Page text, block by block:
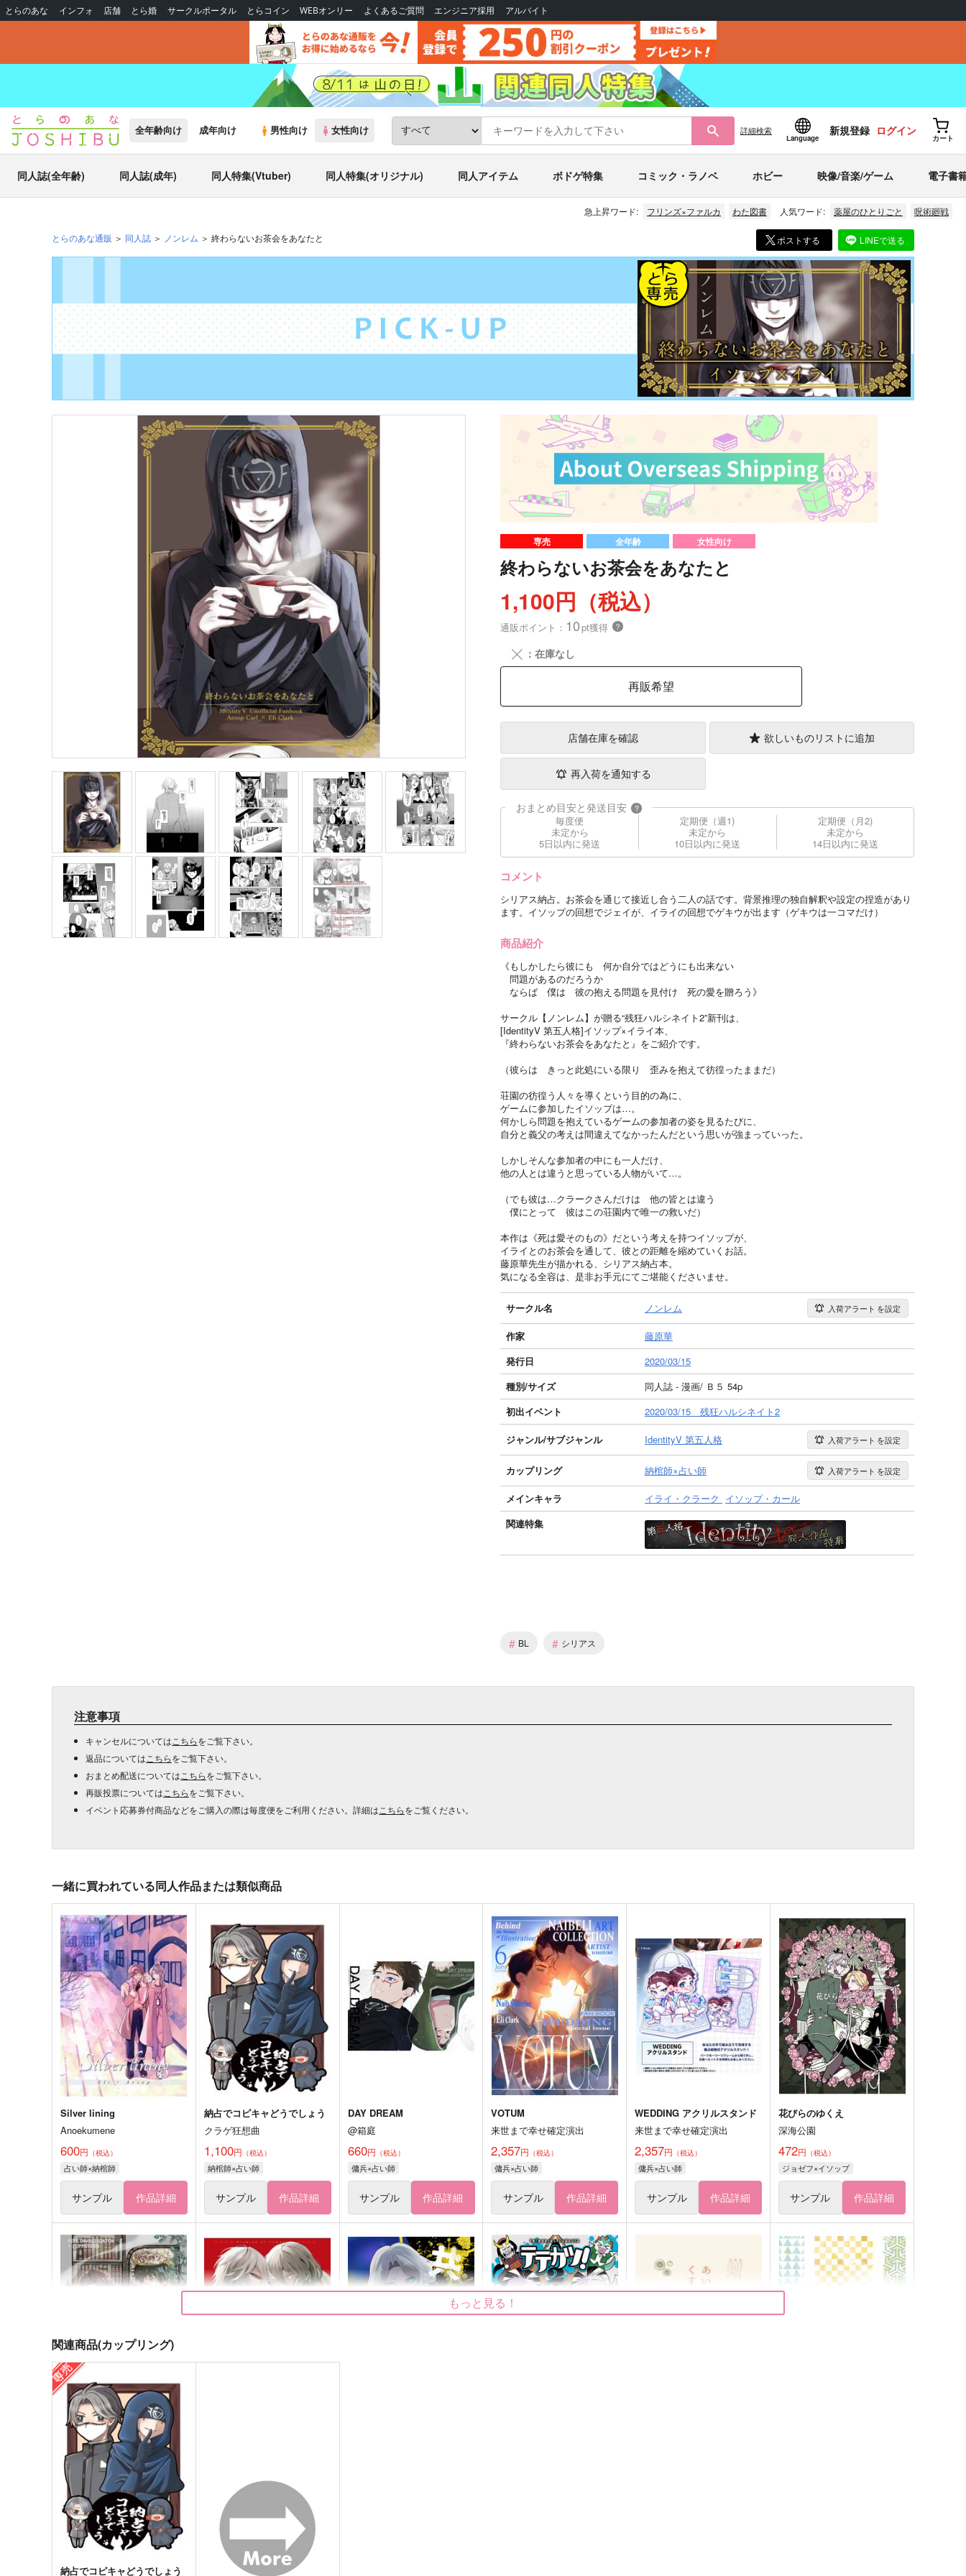
とらのあな インフォ 店舗 とら婚 サークルポータル とらコイン WEBオンリー よくあるご質問 エンジニア採用 アルバイト
全年齢向け 成年向け 男性向け 女性向け 詳細検索
Language
新規登録 ログイン
カート
同人誌(全年齢) 同人誌(成年) 同人特集(Vtuber) 同人特集(オリジナル) 同人アイテム ボドゲ特集 コミック・ラノベ ホビー 映像/音楽/ゲーム 電子書
急上昇ワード: フリンズ×ファルカ わた図書 人気ワード: 薬屋のひとりごと 呪術廻戦
とらのあな通販 同人誌 ノンレム 終わらないお茶会をあなたと ポストする LINEで送る
専売 全年齢 女性向け
終わらないお茶会をあなたと
1,100円（税込）
通販ポイント： 10pt獲得 ？
╳ ：在庫なし
再販希望
店舗在庫を確認 欲しいものリストに追加
再入荷を通知する
おまとめ目安と発送目安 ?
毎度便
未定から
5日以内に発送
定期便（週1)
未定から
10日以内に発送
定期便（月2)
未定から
14日以内に発送
コメント
シリアス納占。お茶会を通じて接近し合う二人の話です。背景推理の独自解釈や設定の捏造があり
ます。イソップの回想でジェイが、イライの回想でゲキウが出ます（ゲキウは一コマだけ）
商品紹介
《もしかしたら彼にも 何か自分ではどうにも出来ない
問題があるのだろうか
ならば 僕は 彼の抱える問題を見付け 死の愛を贈ろう》
サークル【ノンレム】が贈る“残狂ハルシネイト2”新刊は、
[IdentityV 第五人格]イソップ×イライ本、
『終わらないお茶会をあなたと』をご紹介です。
（彼らは きっと此処にいる限り 歪みを抱えて彷徨ったままだ）
荘園の彷徨う人々を導くという目的の為に、
ゲームに参加したイソップは…。
何かしら問題を抱えているゲームの参加者の姿を見るたびに、
自分と義父の考えは間違えてなかったんだという思いが強まっていった。
しかしそんな参加者の中にも一人だけ、
他の人とは違うと思っている人物がいて…。
（でも彼は…クラークさんだけは 他の皆とは違う
僕にとって 彼はこの荘園内で唯一の救いだ）
本作は《死は愛そのもの》だという考えを持つイソップが、
イライとのお茶会を通して、彼との距離を縮めていくお話。
藤原華先生が描かれる、シリアス納占本。
気になる全容は、是非お手元にてご堪能くださいませ。
サークル名 ノンレム 入荷アラート を設定
作家
藤原華
発行日
2020/03/15
種別/サイズ
同人誌 - 漫画/ Ｂ５ 54p
初出イベント
2020/03/15 残狂ハルシネイト2
ジャンル/サブジャンル IdentityV 第五人格 入荷アラート を設定
カップリング 納棺師×占い師 入荷アラート を設定
メインキャラ イライ・クラーク イソップ・カール
関連特集
# BL # シリアス
注意事項
キャンセルについては こちらをご覧下さい。
返品については こちらをご覧下さい。
おまとめ配送については こちらをご覧下さい。
再販投票については こちらをご覧下さい。
イベント応募券付商品などをご購入の際は毎度便をご利用ください。詳細は こちらをご覧ください。
一緒に買われている同人作品または類似商品
Silver lining
Anoekumene
600円 （税込）
占い師×納棺師
サンプル 作品詳細
納占でコピキャどうでしょう
クラゲ狂想曲
1,100円 （税込）
納棺師×占い師
サンプル 作品詳細
DAY DREAM
@箱庭
660円 （税込）
傭兵×占い師
サンプル 作品詳細
VOTUM
来世まで幸せ確定演出
2,357円 （税込）
傭兵×占い師
サンプル 作品詳細
WEDDING アクリルスタンド
来世まで幸せ確定演出
2,357円 （税込）
傭兵×占い師
サンプル 作品詳細
花びらのゆくえ
深海公園
472円 （税込）
ジョゼフ×イソップ
サンプル 作品詳細
箱庭の人形
ネルモア
944 円 （税込）
火災調査員×人形師
サンプル 作品詳細
夜の番人×夜の番人(兄)
サンプル 作品詳細
もっと見る！
関連商品(カップリング)
納占でコピキャどうでしょう